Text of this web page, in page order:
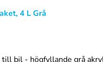
4 L Grå
bil - högfyllande grå